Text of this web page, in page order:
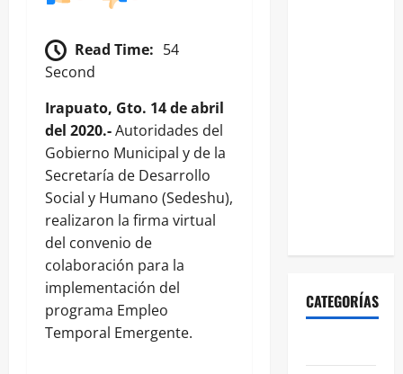
Read Time: 54
Second
Irapuato, Gto. 14 de abril
del 2020.-Autoridades del
Gobierno Municipal y de la
Secretaría de Desarrollo
Social y Humano (Sedeshu),
realizaron la firma virtual
del convenio de
colaboración para la
implementación del
programa Empleo
Temporal Emergente.
CATEGORÍAS